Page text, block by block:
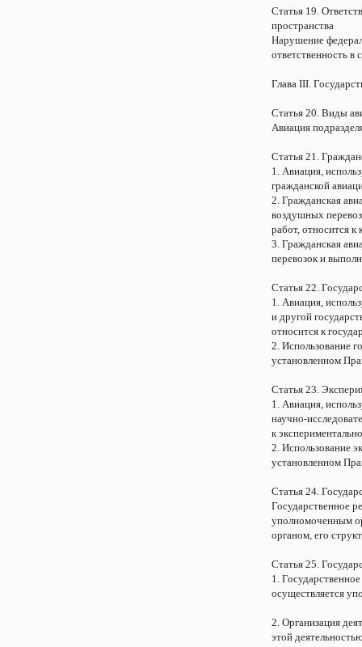
Статья 19.
пространства
Нарушение
ответственность в
Глава III.
Статья 20. Виды
Авиация
Статья 21.
1. Авиация,
гражданской
2. Гражданская
воздушных
работ, относится к
3. Гражданская
перевозок и
Статья 22.
1. Авиация,
и другой
относится к
2. Использование
установленном
Статья 23.
1. Авиация,
научно-
к
2. Использование
установленном
Статья 24.
Государственное
уполномоченным
органом, его
Статья 25.
1.
осуществляется
2. Организация
этой